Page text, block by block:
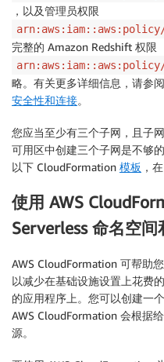
，以及管理员权限
完整的 Amazon Redshift 权限
arn:aws:iam::aws:policy/
略。有关更多详细信息，请参阅
安全性和连接。
您应当至少有三个子网，且子
可用区中创建三个子网是不够
以下 CloudFormation 模板 ，
使用 AWS
Serverless 命名空间
AWS CloudFormation 可帮助
以减少在基础设施设置上花费
的应用程序上。您可以创建一
AWS CloudFormation 会根据
源。